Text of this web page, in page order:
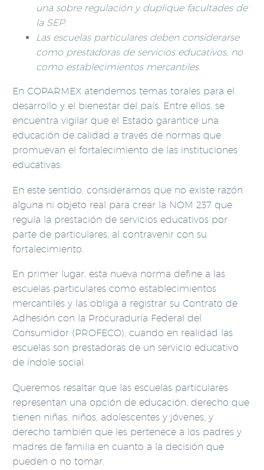
una sobre regulación y duplique facultades de
la SEP.
Las escuelas particulares deben considerarse
como prestadoras de servicios educativos, no
como establecimientos mercantiles.
En COPARMEX atendemos temas torales para el
desarrollo y el bienestar del país. Entre ellos, se
encuentra vigilar que el Estado garantice una
educación de calidad a través de normas que
promuevan el fortalecimiento de las instituciones
educativas.
En este sentido, consideramos que no existe razón
alguna ni objeto real para crear la NOM 237 que
regula la prestación de servicios educativos por
parte de particulares, al contravenir con su
fortalecimiento.
En primer lugar, esta nueva norma define a las
escuelas particulares como establecimientos
mercantiles y las obliga a registrar su Contrato de
Adhesión con la Procuraduría Federal del
Consumidor (PROFECO), cuando en realidad las
escuelas son prestadoras de un servicio educativo
de índole social.
Queremos resaltar que las escuelas particulares
representan una opción de educación, derecho que
tienen niñas, niños, adolescentes y jóvenes, y
derecho también que les pertenece a los padres y
madres de familia en cuanto a la decisión que
pueden o no tomar.